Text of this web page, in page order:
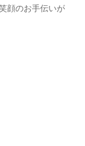
顔のお手伝いが